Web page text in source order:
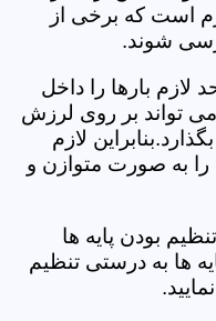
است که برخی از
شوند.
لازم بارها را داخل
می تواند بر روی لرزش
لازم
را به صورت متوازن و
بودن پایه ها
ها به درستی تنظیم